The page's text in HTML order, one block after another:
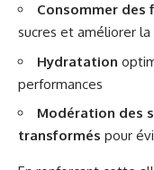
Consommer des
sucres et améliorer
Hydratation
performances
Modération des
transformés pour